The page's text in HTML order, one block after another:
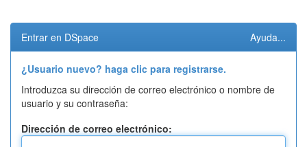
Entrar en DSpace Ayuda...
¿Usuario nuevo? haga clic para registrarse.
Introduzca su dirección de correo electrónico o nombre de
usuario y su contraseña:
Dirección de correo electrónico: